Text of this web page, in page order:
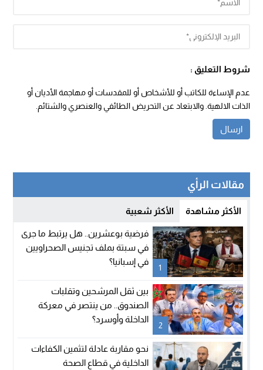
شروط التعليق :
عدم الإساءة للكاتب أو للأشخاص أو للمقدسات أو مهاجمة الأديان أو
الذات الالهية. والابتعاد عن التحريض الطائفي والعنصري والشتائم.
مقالات الرأي
الأكثر مشاهدة الأكثر شعبية
1
فرضية بوعشرين.. هل يرتبط ما جرى
في سبتة بملف تجنيس الصحراويين
في إسبانيا؟
2
بين ثقل المرشحين وتقلبات
الصندوق.. من ينتصر في معركة
الداخلة وأوسرد؟
نحو مقاربة عادلة لتثمين الكفاءات
الداخلية في قطاع الصحة